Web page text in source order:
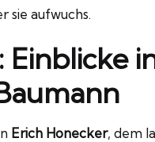
sie aufwuchs.
Einblicke
Erich Honecker, dem